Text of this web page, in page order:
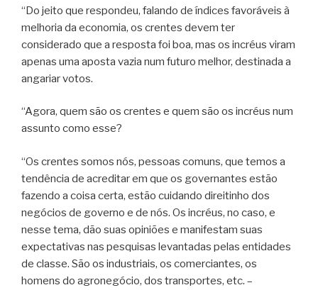
“Do jeito que respondeu, falando de índices favoráveis à
melhoria da economia, os crentes devem ter
considerado que a resposta foi boa, mas os incréus viram
apenas uma aposta vazia num futuro melhor, destinada a
angariar votos.
“Agora, quem são os crentes e quem são os incréus num
assunto como esse?
“Os crentes somos nós, pessoas comuns, que temos a
tendência de acreditar em que os governantes estão
fazendo a coisa certa, estão cuidando direitinho dos
negócios de governo e de nós. Os incréus, no caso, e
nesse tema, dão suas opiniões e manifestam suas
expectativas nas pesquisas levantadas pelas entidades
de classe. São os industriais, os comerciantes, os
homens do agronegócio, dos transportes, etc. –